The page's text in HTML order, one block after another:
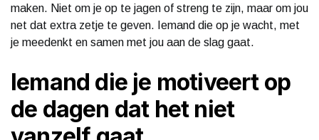
maken. Niet om je op te jagen of streng te zijn, maar om jou
net dat extra zetje te geven. Iemand die op je wacht, met
je meedenkt en samen met jou aan de slag gaat.
Iemand die je motiveert op
de dagen dat het niet